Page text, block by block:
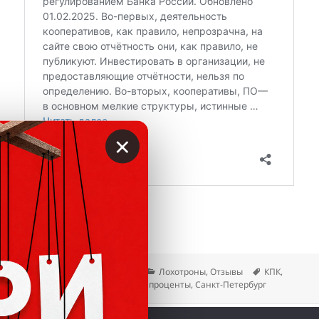
Опубликовано
26.01.2020 Автор Рубрики
Лохотроны,Отзывы Метки
КПК,
не платит, Павел Быковский проценты,Санкт-Петербург
×